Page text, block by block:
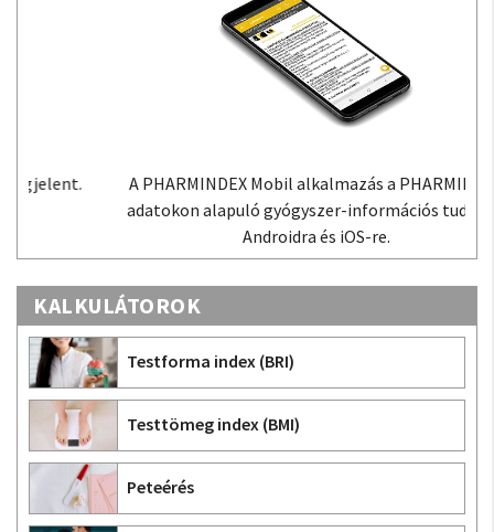
A PHARMINDEX Mobil alkalmazás a PHARMINDEX
adatokon alapuló gyógyszer-információs tudástár
Androidra és iOS-re.
KALKULÁTOROK
Testforma index (BRI)
Testtömeg index (BMI)
Peteérés